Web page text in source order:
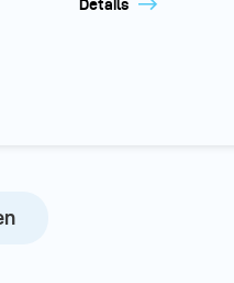
Details